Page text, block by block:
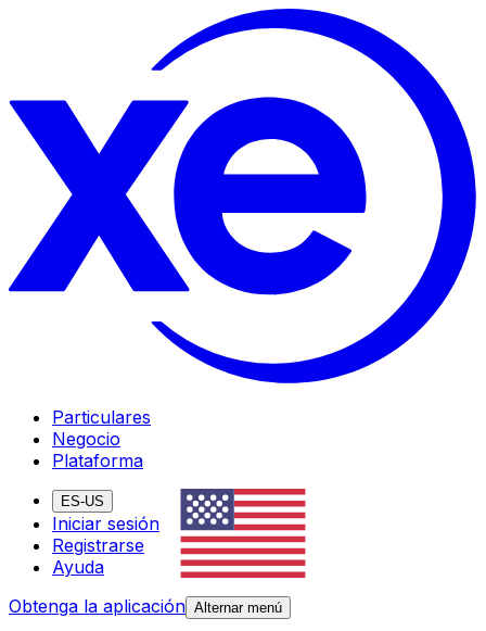
Particulares
Negocio
Plataforma
ES-US
Iniciar sesión
Registrarse
Ayuda
Obtenga la aplicación Alternar menú